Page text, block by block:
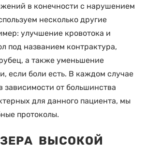
в конечности с нарушением
несколько другие
улучшение кровотока и
под названием контрактура,
а также уменьшение
если боли есть. В каждом случае
зависимости от большинства
для данного пациента, мы
протоколы.
ВЫСОКОЙ